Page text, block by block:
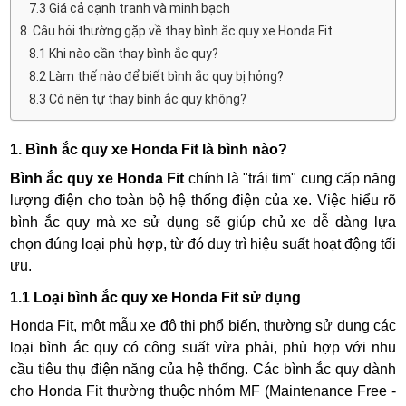
7.3 Giá cả cạnh tranh và minh bạch
8. Câu hỏi thường gặp về thay bình ắc quy xe Honda Fit
8.1 Khi nào cần thay bình ắc quy?
8.2 Làm thế nào để biết bình ắc quy bị hỏng?
8.3 Có nên tự thay bình ắc quy không?
1. Bình ắc quy xe Honda Fit là bình nào?
Bình ắc quy xe Honda Fit chính là "trái tim" cung cấp năng
lượng điện cho toàn bộ hệ thống điện của xe. Việc hiểu rõ
bình ắc quy mà xe sử dụng sẽ giúp chủ xe dễ dàng lựa
chọn đúng loại phù hợp, từ đó duy trì hiệu suất hoạt động tối
ưu.
1.1 Loại bình ắc quy xe Honda Fit sử dụng
Honda Fit, một mẫu xe đô thị phổ biến, thường sử dụng các
loại bình ắc quy có công suất vừa phải, phù hợp với nhu
cầu tiêu thụ điện năng của hệ thống. Các bình ắc quy dành
cho Honda Fit thường thuộc nhóm MF (Maintenance Free -